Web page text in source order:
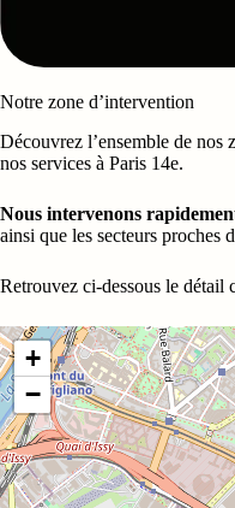
Notre zone d’intervention
Découvrez l’ensemble de
nos services à Paris 14e.
Nous intervenons
ainsi que les secteurs proches
Retrouvez ci-dessous le détail
+
−